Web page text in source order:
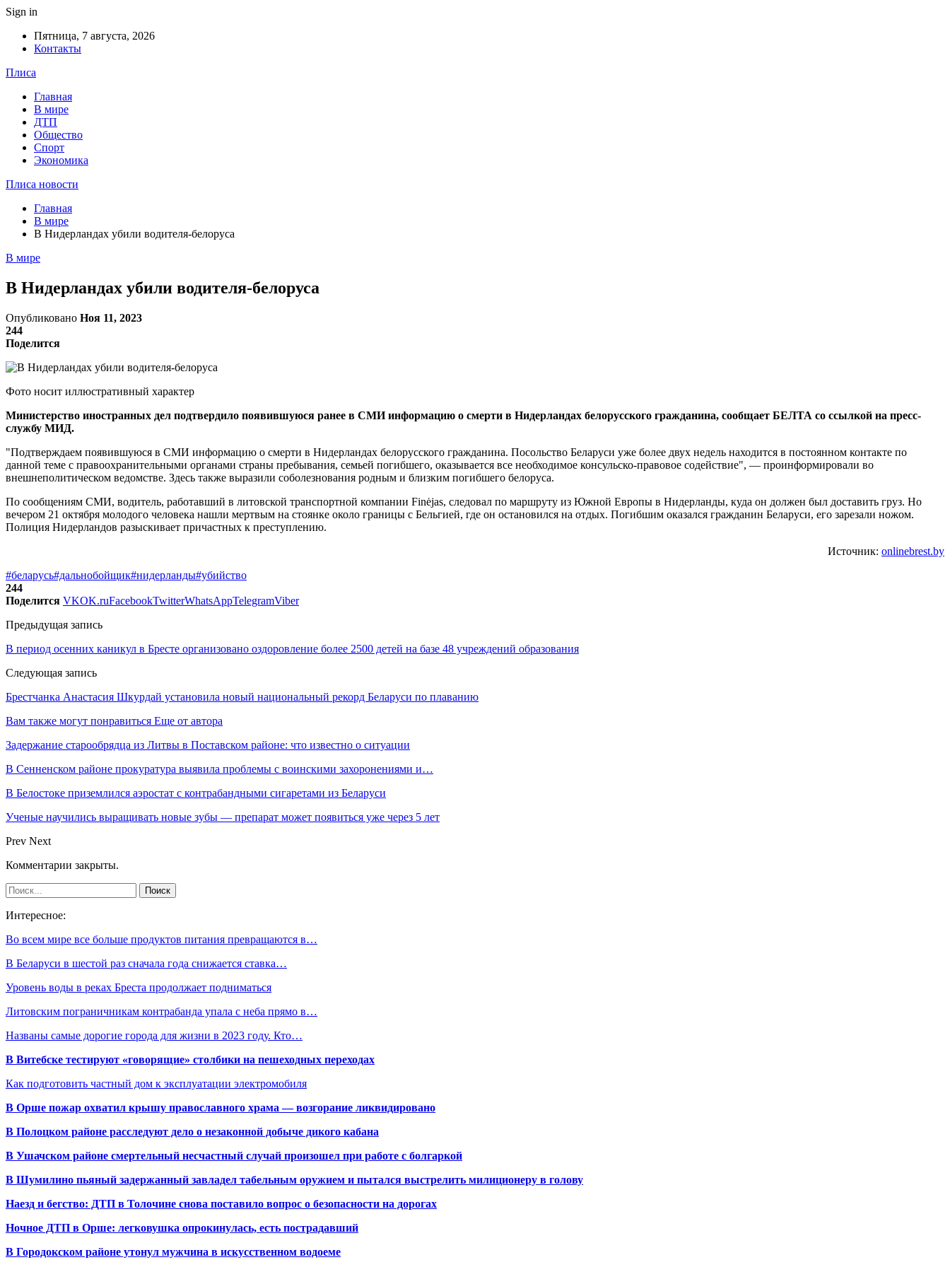
Sign in
Пятница, 7 августа, 2026
Контакты
Плиса
Главная
В мире
ДТП
Общество
Спорт
Экономика
Плиса новости
Главная
В мире
В Нидерландах убили водителя-белоруса
В мире
В Нидерландах убили водителя-белоруса
Опубликовано Ноя 11, 2023
244
Поделится
Фото носит иллюстративный характер
Министерство иностранных дел подтвердило появившуюся ранее в СМИ информацию о смерти в Нидерландах белорусского гражданина, сообщает БЕЛТА со ссылкой на пресс-
службу МИД.
"Подтверждаем появившуюся в СМИ информацию о смерти в Нидерландах белорусского гражданина. Посольство Беларуси уже более двух недель находится в постоянном контакте по
данной теме с правоохранительными органами страны пребывания, семьей погибшего, оказывается все необходимое консульско-правовое содействие", — проинформировали во
внешнеполитическом ведомстве. Здесь также выразили соболезнования родным и близким погибшего белоруса.
По сообщениям СМИ, водитель, работавший в литовской транспортной компании Finėjas, следовал по маршруту из Южной Европы в Нидерланды, куда он должен был доставить груз. Но
вечером 21 октября молодого человека нашли мертвым на стоянке около границы с Бельгией, где он остановился на отдых. Погибшим оказался гражданин Беларуси, его зарезали ножом.
Полиция Нидерландов разыскивает причастных к преступлению.
Источник: onlinebrest.by
#беларусь#дальнобойщик#нидерланды#убийство
244
Поделится VKOK.ruFacebookTwitterWhatsAppTelegramViber
Предыдущая запись
В период осенних каникул в Бресте организовано оздоровление более 2500 детей на базе 48 учреждений образования
Следующая запись
Брестчанка Анастасия Шкурдай установила новый национальный рекорд Беларуси по плаванию
Вам также могут понравиться Еще от автора
Задержание старообрядца из Литвы в Поставском районе: что известно о ситуации
В Сенненском районе прокуратура выявила проблемы с воинскими захоронениями и…
В Белостоке приземлился аэростат с контрабандными сигаретами из Беларуси
Ученые научились выращивать новые зубы — препарат может появиться уже через 5 лет
Prev Next
Комментарии закрыты.
Интересное:
Во всем мире все больше продуктов питания превращаются в…
В Беларуси в шестой раз сначала года снижается ставка…
Уровень воды в реках Бреста продолжает подниматься
Литовским пограничникам контрабанда упала с неба прямо в…
Названы самые дорогие города для жизни в 2023 году. Кто…
В Витебске тестируют «говорящие» столбики на пешеходных переходах
Как подготовить частный дом к эксплуатации электромобиля
В Орше пожар охватил крышу православного храма — возгорание ликвидировано
В Полоцком районе расследуют дело о незаконной добыче дикого кабана
В Ушачском районе смертельный несчастный случай произошел при работе с болгаркой
В Шумилино пьяный задержанный завладел табельным оружием и пытался выстрелить милиционеру в голову
Наезд и бегство: ДТП в Толочине снова поставило вопрос о безопасности на дорогах
Ночное ДТП в Орше: легковушка опрокинулась, есть пострадавший
В Городокском районе утонул мужчина в искусственном водоеме